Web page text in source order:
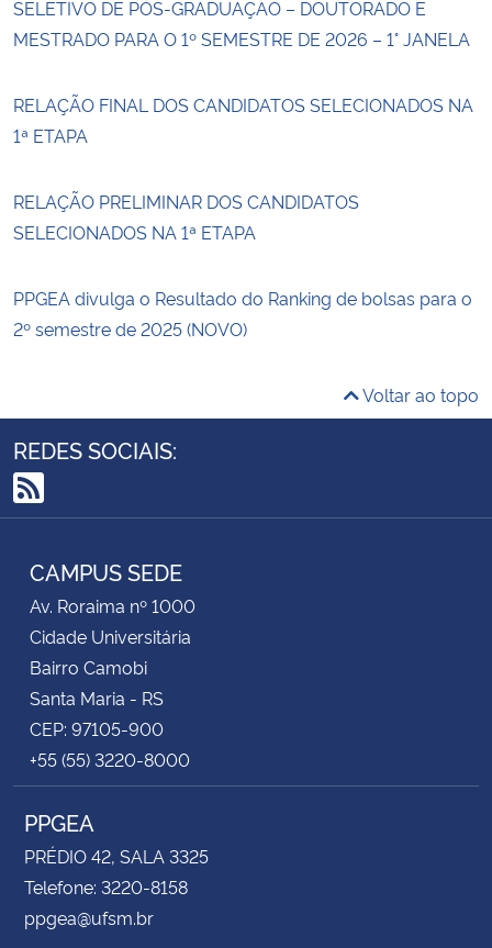
SELETIVO DE PÓS-GRADUAÇÃO – DOUTORADO E
MESTRADO PARA O 1º SEMESTRE DE 2026 – 1° JANELA
RELAÇÃO FINAL DOS CANDIDATOS SELECIONADOS NA
1ª ETAPA
RELAÇÃO PRELIMINAR DOS CANDIDATOS
SELECIONADOS NA 1ª ETAPA
PPGEA divulga o Resultado do Ranking de bolsas para o
2º semestre de 2025 (NOVO)
Voltar ao topo
REDES SOCIAIS:
RSS
CAMPUS SEDE
Av. Roraima nº 1000
Cidade Universitária
Bairro Camobi
Santa Maria - RS
CEP: 97105-900
+55 (55) 3220-8000
PPGEA
PRÉDIO 42, SALA 3325
Telefone: 3220-8158
ppgea@ufsm.br